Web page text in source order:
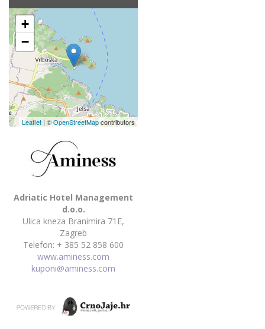
+
−
Leaflet | ©OpenStreetMapcontributors
Adriatic Hotel Management
d.o.o.
Ulica kneza Branimira 71E,
Zagreb
Telefon: + 385 52 858 600
www.aminess.com
kuponi@aminess.com